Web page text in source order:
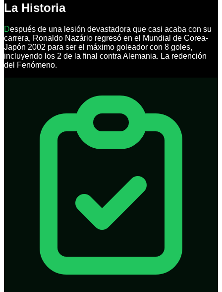
La Historia
Después de una lesión devastadora que casi acaba con su
carrera, Ronaldo Nazário regresó en el Mundial de Corea-
Japón 2002 para ser el máximo goleador con 8 goles,
incluyendo los 2 de la final contra Alemania. La redención
del Fenómeno.